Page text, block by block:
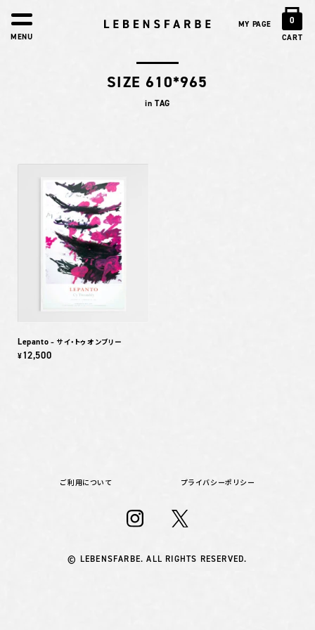
MY PAGE 0
CART
MENU
SIZE 610*965
in TAG
Lepanto – サイ・トゥオンブリー
¥12,500
ご利用について プライバシーポリシー
© LEBENSFARBE. ALL RIGHTS RESERVED.